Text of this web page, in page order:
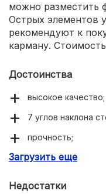
можно разместить
Острых элементов
рекомендуют к
карману.
Достоинства
высокое качество;
7 углов наклона
прочность;
безопасность;
Загрузить еще
Недостатки